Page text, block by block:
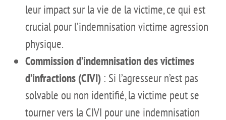
leur impact sur la vie de la victime, ce qui est
crucial pour l’indemnisation victime agression
physique.
Commission d’indemnisation des victimes
d’infractions (CIVI) : Si l’agresseur n’est pas
solvable ou non identifié, la victime peut se
tourner vers la CIVI pour une indemnisation